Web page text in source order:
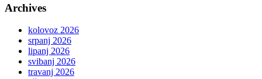
Archives
kolovoz 2026
srpanj 2026
lipanj 2026
svibanj 2026
travanj 2026